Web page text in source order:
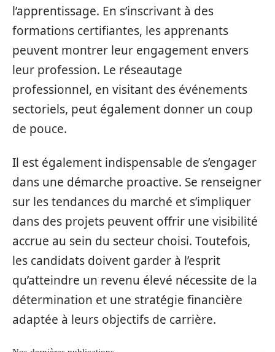
l’apprentissage. En s’inscrivant à des
formations certifiantes, les apprenants
peuvent montrer leur engagement envers
leur profession. Le réseautage
professionnel, en visitant des événements
sectoriels, peut également donner un coup
de pouce.
Il est également indispensable de s’engager
dans une démarche proactive. Se renseigner
sur les tendances du marché et s’impliquer
dans des projets peuvent offrir une visibilité
accrue au sein du secteur choisi. Toutefois,
les candidats doivent garder à l’esprit
qu’atteindre un revenu élevé nécessite de la
détermination et une stratégie financière
adaptée à leurs objectifs de carrière.